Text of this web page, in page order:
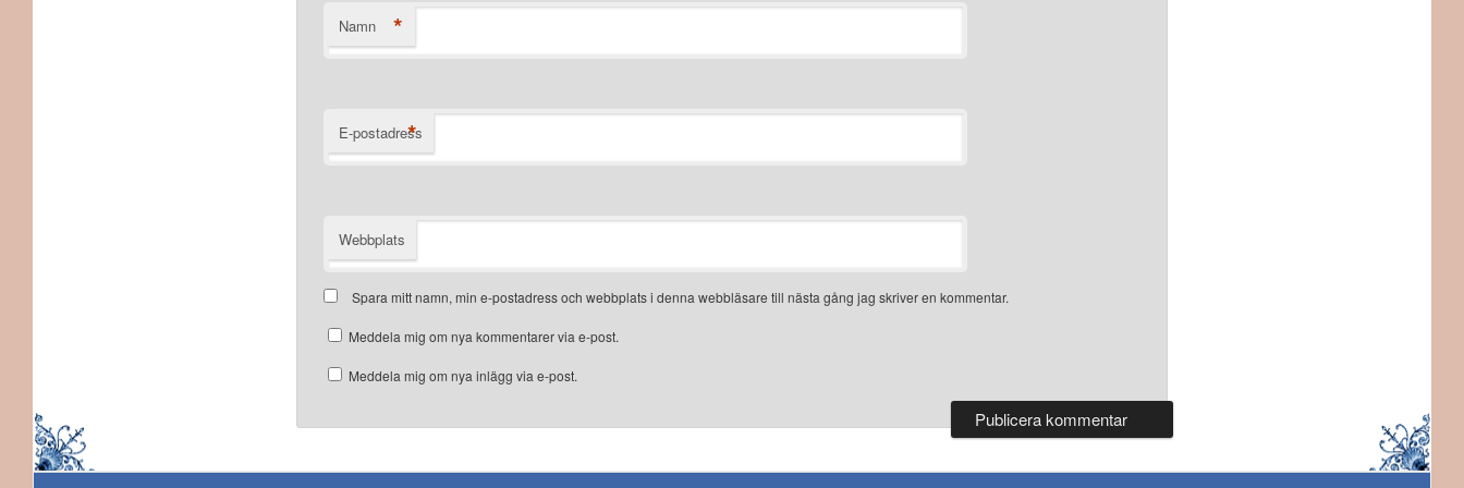
Namn *
E-postadress
*
Webbplats
Spara mitt namn, min e-postadress och webbplats i denna webbläsare till nästa gång jag skriver en kommentar.
Meddela mig om nya kommentarer via e-post.
Meddela mig om nya inlägg via e-post.